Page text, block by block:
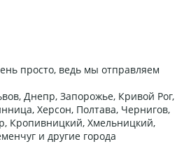
просто, ведь мы отправляем
Днепр, Запорожье, Кривой Рог,
Херсон, Полтава, Чернигов,
Кропивницкий, Хмельницкий,
и другие города